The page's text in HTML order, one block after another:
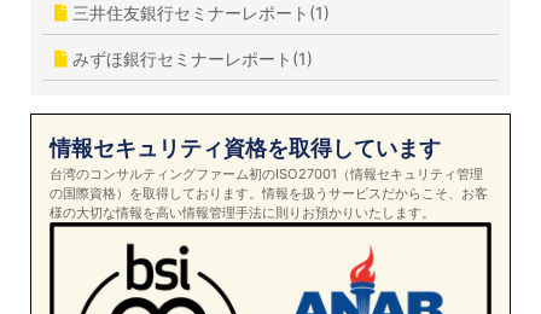
三井住友銀行セミナーレポート(1)
みずほ銀行セミナーレポート(1)
情報セキュリティ資格を取得しています
台湾のコンサルティングファーム初のISO27001（情報セキュリティ管理
の国際資格）を取得しております。情報を扱うサービスだからこそ、お客
様の大切な情報を高い情報管理手法に則りお預かりいたします。